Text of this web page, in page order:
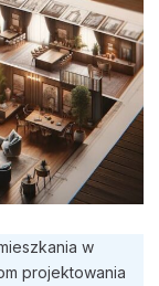
w
projektowania